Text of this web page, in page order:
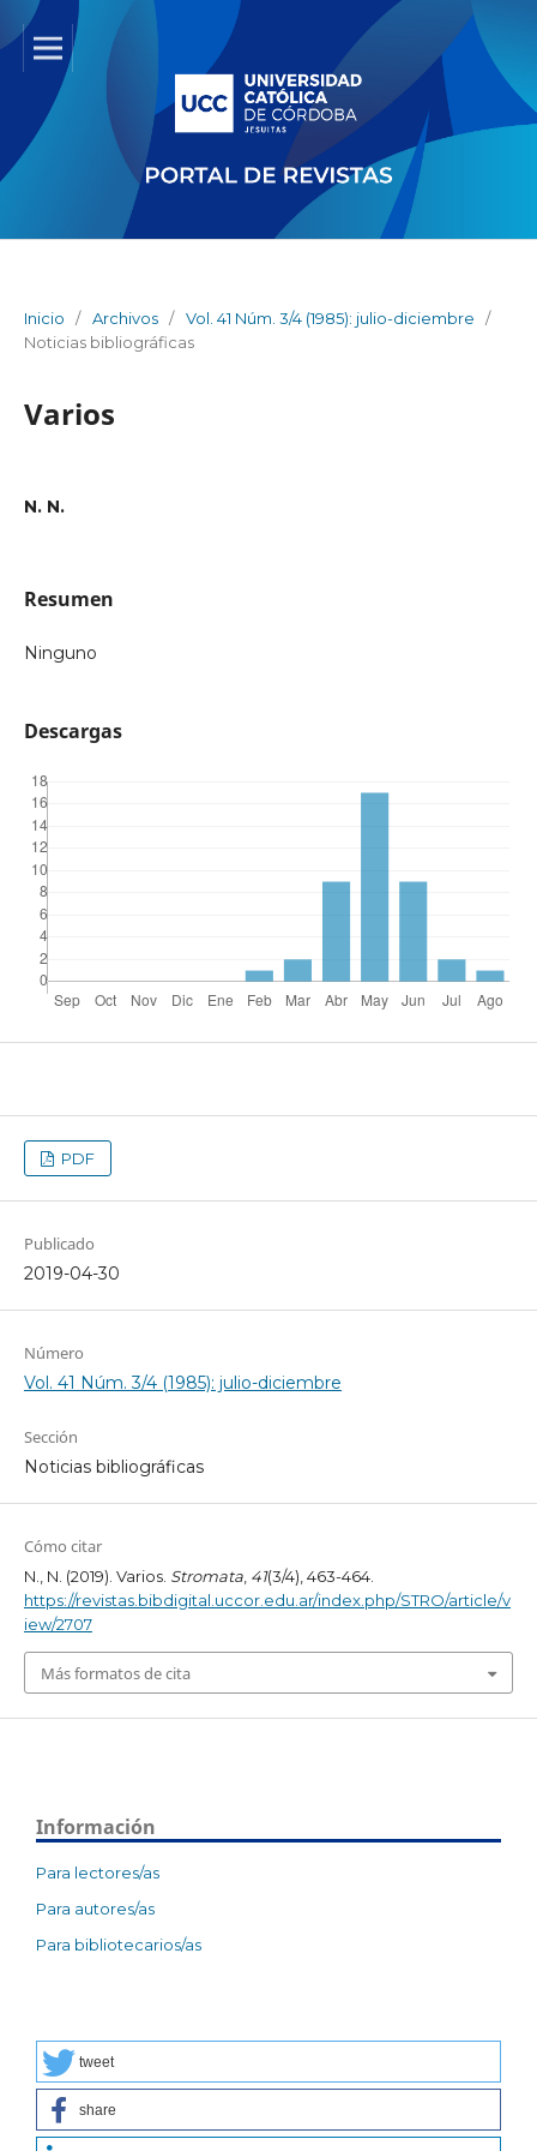
Inicio / Archivos / Vol. 41 Núm. 3/4 (1985): julio-diciembre
/
Noticias bibliográficas
Varios
N. N.
Resumen
Ninguno
Descargas
PDF
Publicado
2019-04-30
Número
Vol. 41 Núm. 3/4 (1985): julio-diciembre
Sección
Noticias bibliográficas
Cómo citar
N., N. (2019). Varios. Stromata, 41(3/4), 463-464.
https://revistas.bibdigital.uccor.edu.ar/index.php/STRO/article/v
iew/2707
Más formatos de cita
Información
Para lectores/as
Para autores/as
Para bibliotecarios/as
tweet
share